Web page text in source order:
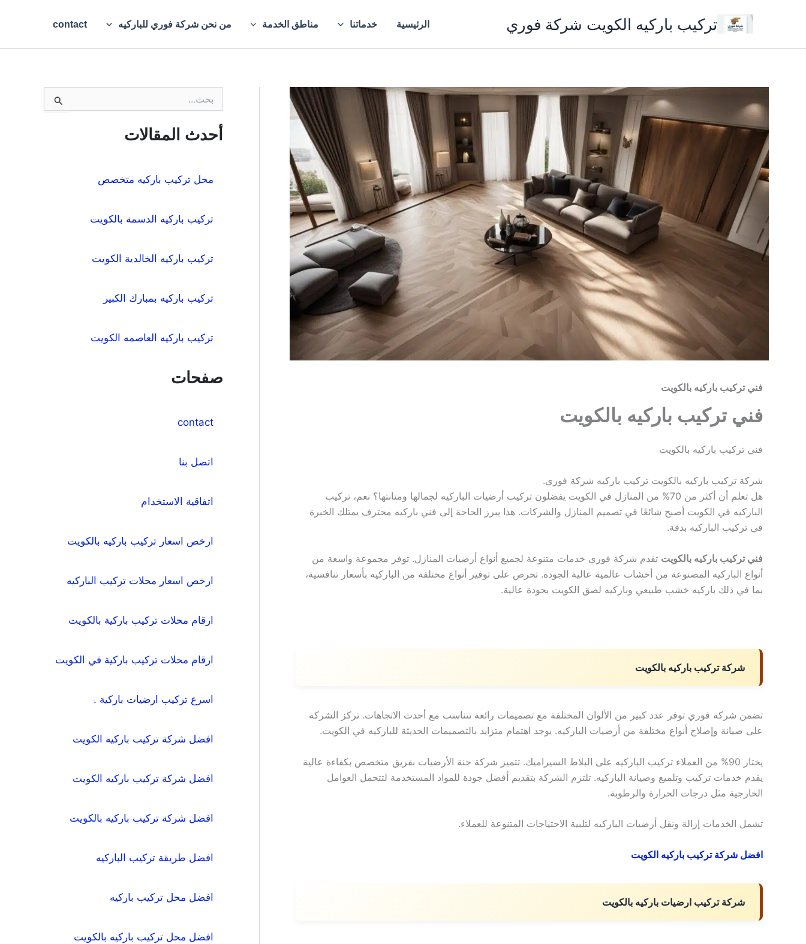
تركيب باركيه الكويت شركة فوري الرئيسية خدماتنا مناطق الخدمة من نحن شركة فوري للباركيه contact
فني تركيب باركيه بالكويت
فني تركيب باركيه بالكويت
فني تركيب باركيه بالكويت
شركة تركيب باركيه بالكويت تركيب باركيه شركة فوري.
هل تعلم أن أكثر من 70% من المنازل في الكويت يفضلون تركيب أرضيات الباركيه لجمالها ومتانتها؟ نعم، تركيب
الباركيه في الكويت أصبح شائعًا في تصميم المنازل والشركات. هذا يبرز الحاجة إلى فني باركيه محترف يمتلك الخبرة
في تركيب الباركيه بدقة.
فني تركيب باركيه بالكويت تقدم شركة فوري خدمات متنوعة لجميع أنواع أرضيات المنازل. توفر مجموعة واسعة من
أنواع الباركيه المصنوعة من أخشاب عالمية عالية الجودة. تحرص على توفير أنواع مختلفة من الباركيه بأسعار تنافسية،
بما في ذلك باركيه خشب طبيعي وباركيه لصق الكويت بجودة عالية.
شركة تركيب باركيه بالكويت
تضمن شركة فوري توفر عدد كبير من الألوان المختلفة مع تصميمات رائعة تتناسب مع أحدث الاتجاهات. تركز الشركة
على صيانة وإصلاح أنواع مختلفة من أرضيات الباركيه. يوجد اهتمام متزايد بالتصميمات الحديثة للباركيه في الكويت.
يختار 90% من العملاء تركيب الباركيه على البلاط السيراميك. تتميز شركة جنة الأرضيات بفريق متخصص بكفاءة عالية
يقدم خدمات تركيب وتلميع وصيانة الباركيه. تلتزم الشركة بتقديم أفضل جودة للمواد المستخدمة لتتحمل العوامل
الخارجية مثل درجات الحرارة والرطوبة.
تشمل الخدمات إزالة ونقل أرضيات الباركيه لتلبية الاحتياجات المتنوعة للعملاء.
افضل شركة تركيب باركيه الكويت
شركة تركيب ارضيات باركيه بالكويت
ح
ث
أحدث المقالات
محل تركيب باركيه متخصص
تركيب باركيه الدسمة بالكويت
تركيب باركيه الخالدية الكويت
تركيب باركيه بمبارك الكبير
تركيب باركيه العاصمه الكويت
صفحات
contact
اتصل بنا
اتفاقية الاستخدام
ارخص اسعار تركيب باركيه بالكويت
ارخص اسعار محلات تركيب الباركيه
ارقام محلات تركيب باركية بالكويت
ارقام محلات تركيب باركية في الكويت
اسرع تركيب ارضيات باركية .
افضل شركة تركيب باركيه الكويت
افضل شركة تركيب باركيه الكويت
افضل شركة تركيب باركيه بالكويت
افضل طريقة تركيب الباركيه
افضل محل تركيب باركيه
افضل محل تركيب باركيه بالكويت